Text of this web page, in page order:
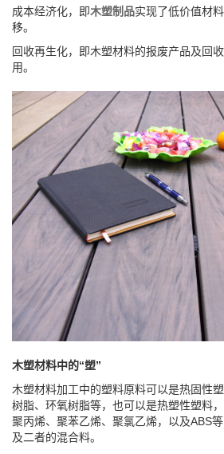
成本经济化，即木塑制品实现了低价值材
移。
回收再生化，即木塑材料的报废产品及回
用。
木塑材料中的“塑”
木塑材料加工中的塑料原料可以是热固性
树脂、环氧树脂等，也可以是热塑性塑料
聚丙烯、聚苯乙烯、聚氯乙烯，以及ABS
及二者的混合料。